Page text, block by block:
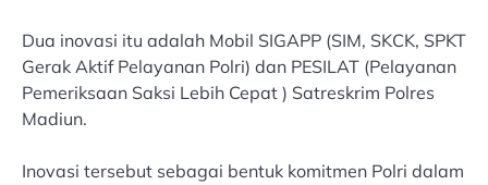
Dua inovasi itu adalah Mobil SIGAPP (SIM, SKCK, SPKT
Gerak Aktif Pelayanan Polri) dan PESILAT (Pelayanan
Pemeriksaan Saksi Lebih Cepat ) Satreskrim Polres
Madiun.
Inovasi tersebut sebagai bentuk komitmen Polri dalam